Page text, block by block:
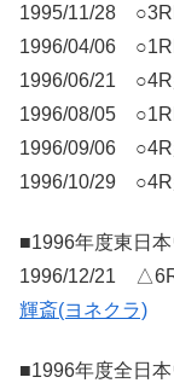
1995/11/28
1996/04/06
1996/06/21 ○4R
1996/08/05
1996/09/06 ○4R
1996/10/29 ○4R
■1996年度東日
1996/12/21
輝斎(ヨネクラ)
■1996年度全日